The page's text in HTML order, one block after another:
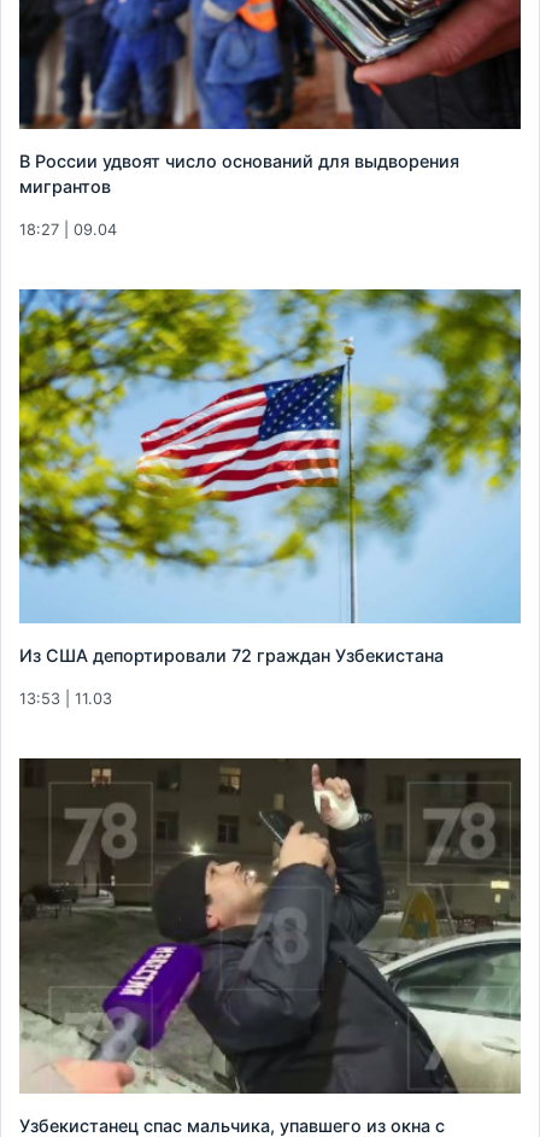
В России удвоят число оснований для выдворения
мигрантов
18:27 | 09.04
Из США депортировали 72 граждан Узбекистана
13:53 | 11.03
Узбекистанец спас мальчика, упавшего из окна с